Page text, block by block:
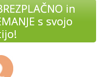
in
s svojo